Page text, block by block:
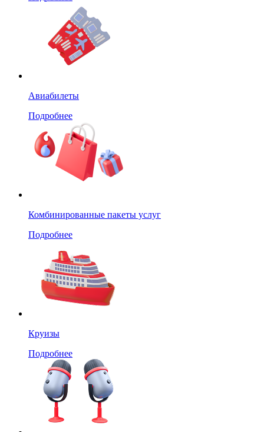
Авиабилеты
Подробнее
Комбинированные пакеты услуг
Подробнее
Круизы
Подробнее